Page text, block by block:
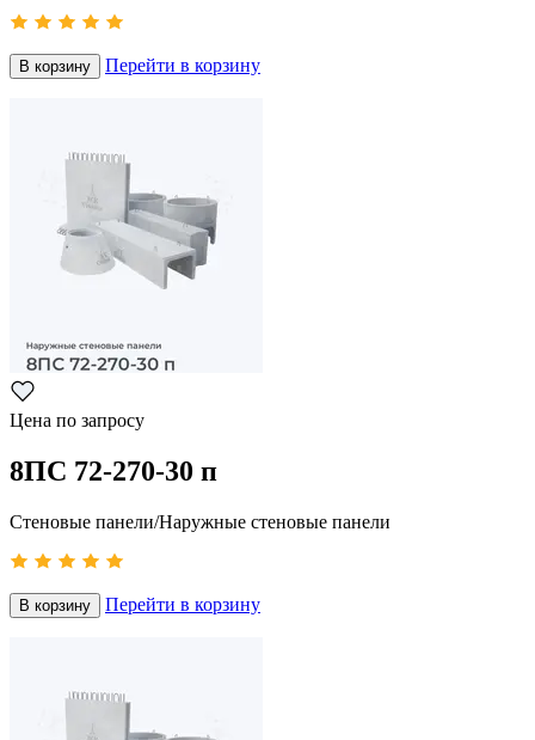
В корзину Перейти в корзину
Цена по запросу
8ПС 72-270-30 п
Стеновые панели/Наружные стеновые панели
В корзину Перейти в корзину